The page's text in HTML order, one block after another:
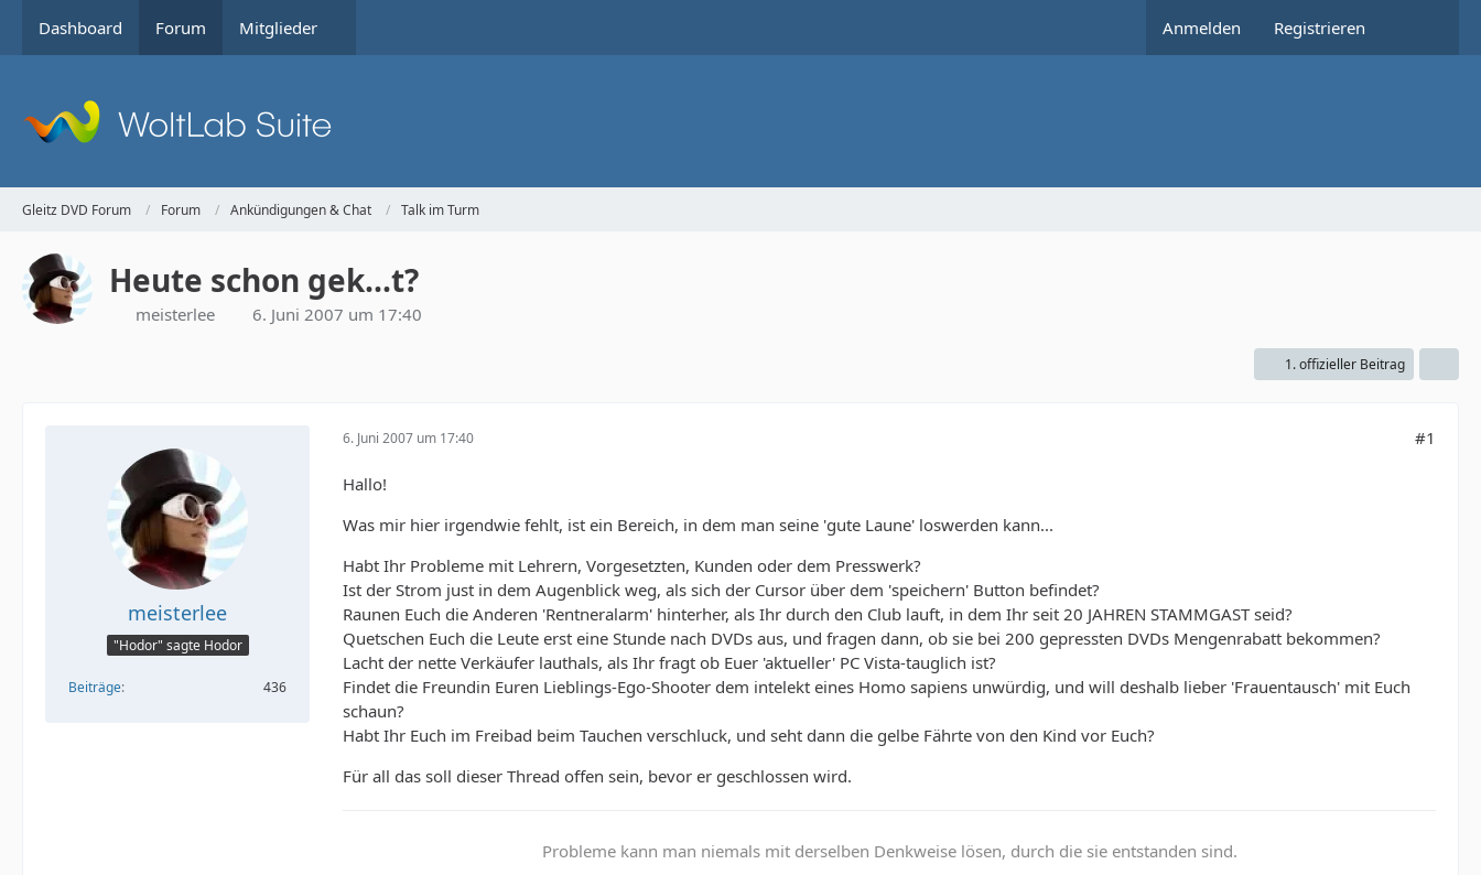
Dashboard Forum Mitglieder Anmelden Registrieren
Gleitz DVD Forum Forum Ankündigungen & Chat Talk im Turm
Heute schon gek...t?
meisterlee 6. Juni 2007 um 17:40
1. offizieller Beitrag
meisterlee
"Hodor" sagte Hodor
Beiträge 436
6. Juni 2007 um 17:40 #1
Hallo!
Was mir hier irgendwie fehlt, ist ein Bereich, in dem man seine 'gute Laune' loswerden kann...
Habt Ihr Probleme mit Lehrern, Vorgesetzten, Kunden oder dem Presswerk?
Ist der Strom just in dem Augenblick weg, als sich der Cursor über dem 'speichern' Button befindet?
Raunen Euch die Anderen 'Rentneralarm' hinterher, als Ihr durch den Club lauft, in dem Ihr seit 20 JAHREN STAMMGAST seid?
Quetschen Euch die Leute erst eine Stunde nach DVDs aus, und fragen dann, ob sie bei 200 gepressten DVDs Mengenrabatt bekommen?
Lacht der nette Verkäufer lauthals, als Ihr fragt ob Euer 'aktueller' PC Vista-tauglich ist?
Findet die Freundin Euren Lieblings-Ego-Shooter dem intelekt eines Homo sapiens unwürdig, und will deshalb lieber 'Frauentausch' mit Euch
schaun?
Habt Ihr Euch im Freibad beim Tauchen verschluck, und seht dann die gelbe Fährte von den Kind vor Euch?
Für all das soll dieser Thread offen sein, bevor er geschlossen wird.
Probleme kann man niemals mit derselben Denkweise lösen, durch die sie entstanden sind.